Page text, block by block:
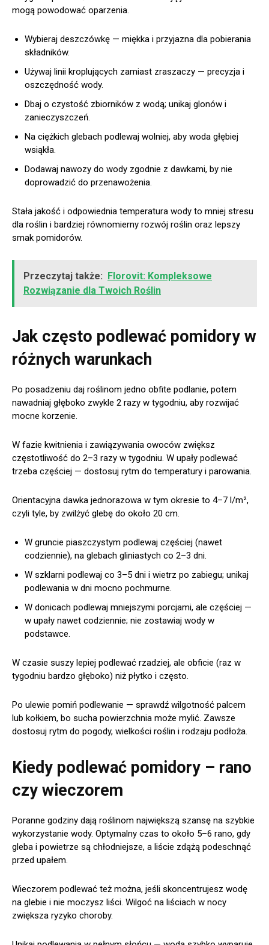
mogą powodować oparzenia.
Wybieraj deszczówkę — miękka i przyjazna dla pobierania
składników.
Używaj linii kroplujących zamiast zraszaczy — precyzja i
oszczędność wody.
Dbaj o czystość zbiorników z wodą; unikaj glonów i
zanieczyszczeń.
Na ciężkich glebach podlewaj wolniej, aby woda głębiej
wsiąkła.
Dodawaj nawozy do wody zgodnie z dawkami, by nie
doprowadzić do przenawożenia.
Stała jakość i odpowiednia temperatura wody to mniej stresu
dla roślin i bardziej równomierny rozwój roślin oraz lepszy
smak pomidorów.
Przeczytaj także: Florovit: Kompleksowe
Rozwiązanie dla Twoich Roślin
Jak często podlewać pomidory w
różnych warunkach
Po posadzeniu daj roślinom jedno obfite podlanie, potem
nawadniaj głęboko zwykle 2 razy w tygodniu, aby rozwijać
mocne korzenie.
W fazie kwitnienia i zawiązywania owoców zwiększ
częstotliwość do 2–3 razy w tygodniu. W upały podlewać
trzeba częściej — dostosuj rytm do temperatury i parowania.
Orientacyjna dawka jednorazowa w tym okresie to 4–7 l/m²,
czyli tyle, by zwilżyć glebę do około 20 cm.
W gruncie piaszczystym podlewaj częściej (nawet
codziennie), na glebach gliniastych co 2–3 dni.
W szklarni podlewaj co 3–5 dni i wietrz po zabiegu; unikaj
podlewania w dni mocno pochmurne.
W donicach podlewaj mniejszymi porcjami, ale częściej —
w upały nawet codziennie; nie zostawiaj wody w
podstawce.
W czasie suszy lepiej podlewać rzadziej, ale obficie (raz w
tygodniu bardzo głęboko) niż płytko i często.
Po ulewie pomiń podlewanie — sprawdź wilgotność palcem
lub kołkiem, bo sucha powierzchnia może mylić. Zawsze
dostosuj rytm do pogody, wielkości roślin i rodzaju podłoża.
Kiedy podlewać pomidory – rano
czy wieczorem
Poranne godziny dają roślinom największą szansę na szybkie
wykorzystanie wody. Optymalny czas to około 5–6 rano, gdy
gleba i powietrze są chłodniejsze, a liście zdążą podeschnąć
przed upałem.
Wieczorem podlewać też można, jeśli skoncentrujesz wodę
na glebie i nie moczysz liści. Wilgoć na liściach w nocy
zwiększa ryzyko choroby.